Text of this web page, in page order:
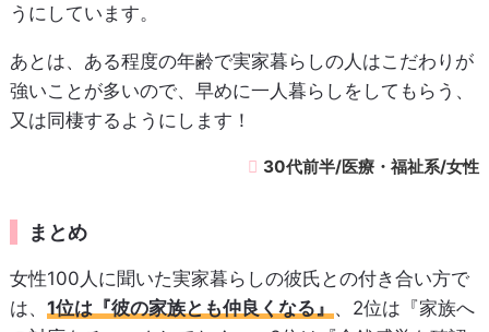
うにしています。
あとは、ある程度の年齢で実家暮らしの人はこだわりが
強いことが多いので、早めに一人暮らしをしてもらう、
又は同棲するようにします！
30代前半/医療・福祉系/女性
まとめ
女性100人に聞いた実家暮らしの彼氏との付き合い方で
は、 1位は『彼の家族とも仲良くなる』 、2位は『家族へ